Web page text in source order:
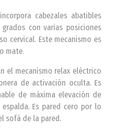
cabezales abatibles
con varias posiciones
cervical. Este mecanismo es
mate.
el mecanismo relax eléctrico
de activación oculta. Es
de máxima elevación de
Es pared cero por lo
sofá de la pared.